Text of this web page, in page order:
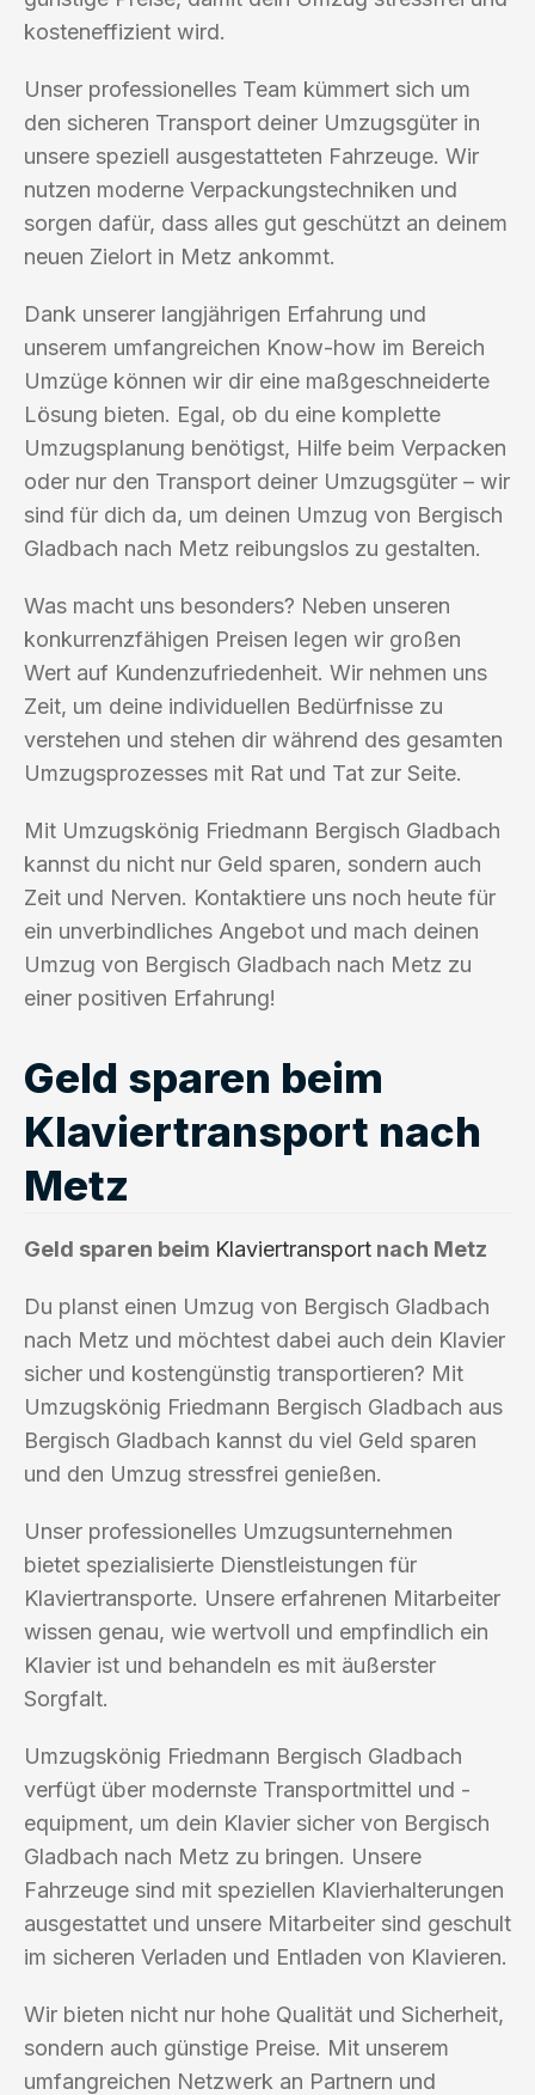
kosteneffizient wird.
Unser professionelles Team kümmert sich um
den sicheren Transport deiner Umzugsgüter in
unsere speziell ausgestatteten Fahrzeuge. Wir
nutzen moderne Verpackungstechniken und
sorgen dafür, dass alles gut geschützt an deinem
neuen Zielort in Metz ankommt.
Dank unserer langjährigen Erfahrung und
unserem umfangreichen Know-how im Bereich
Umzüge können wir dir eine maßgeschneiderte
Lösung bieten. Egal, ob du eine komplette
Umzugsplanung benötigst, Hilfe beim Verpacken
oder nur den Transport deiner Umzugsgüter – wir
sind für dich da, um deinen Umzug von Bergisch
Gladbach nach Metz reibungslos zu gestalten.
Was macht uns besonders? Neben unseren
konkurrenzfähigen Preisen legen wir großen
Wert auf Kundenzufriedenheit. Wir nehmen uns
Zeit, um deine individuellen Bedürfnisse zu
verstehen und stehen dir während des gesamten
Umzugsprozesses mit Rat und Tat zur Seite.
Mit Umzugskönig Friedmann Bergisch Gladbach
kannst du nicht nur Geld sparen, sondern auch
Zeit und Nerven. Kontaktiere uns noch heute für
ein unverbindliches Angebot und mach deinen
Umzug von Bergisch Gladbach nach Metz zu
einer positiven Erfahrung!
Geld sparen beim
Klaviertransport nach
Metz
Geld sparen beim Klaviertransport nach Metz
Du planst einen Umzug von Bergisch Gladbach
nach Metz und möchtest dabei auch dein Klavier
sicher und kostengünstig transportieren? Mit
Umzugskönig Friedmann Bergisch Gladbach aus
Bergisch Gladbach kannst du viel Geld sparen
und den Umzug stressfrei genießen.
Unser professionelles Umzugsunternehmen
bietet spezialisierte Dienstleistungen für
Klaviertransporte. Unsere erfahrenen Mitarbeiter
wissen genau, wie wertvoll und empfindlich ein
Klavier ist und behandeln es mit äußerster
Sorgfalt.
Umzugskönig Friedmann Bergisch Gladbach
verfügt über modernste Transportmittel und -
equipment, um dein Klavier sicher von Bergisch
Gladbach nach Metz zu bringen. Unsere
Fahrzeuge sind mit speziellen Klavierhalterungen
ausgestattet und unsere Mitarbeiter sind geschult
im sicheren Verladen und Entladen von Klavieren.
Wir bieten nicht nur hohe Qualität und Sicherheit,
sondern auch günstige Preise. Mit unserem
umfangreichen Netzwerk an Partnern und